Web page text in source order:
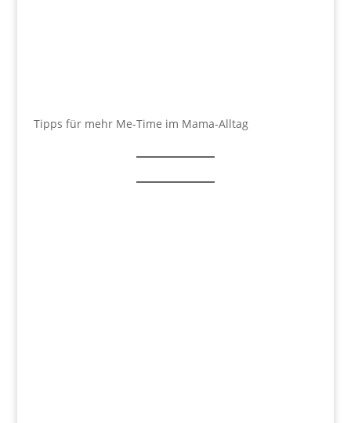
Tipps für mehr Me-Time im Mama-Alltag